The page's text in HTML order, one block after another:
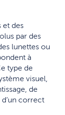
et des
par des
lunettes ou
à
type de
visuel,
de
d’un correct